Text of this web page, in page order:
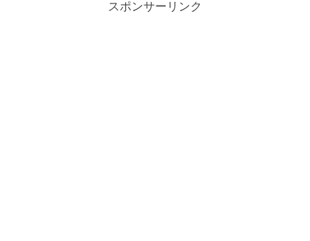
スポンサーリンク